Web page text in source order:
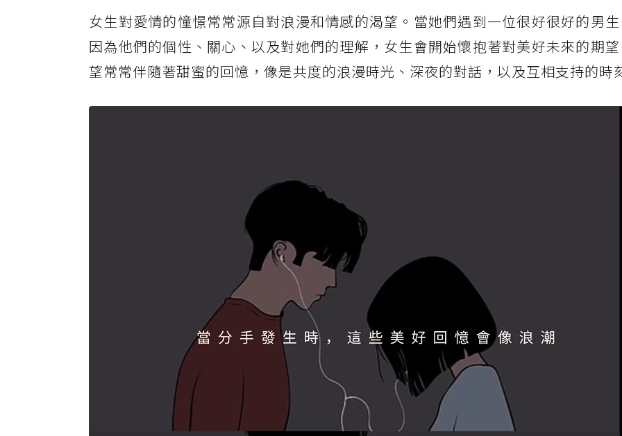
女生對愛情的憧憬常常源自對浪漫和情感的渴望。當她們遇到一位很好很好的男
因為他們的個性、關心、以及對她們的理解，女生會開始懷抱著對美好未來的期
望常常伴隨著甜蜜的回憶，像是共度的浪漫時光、深夜的對話，以及互相支持的時